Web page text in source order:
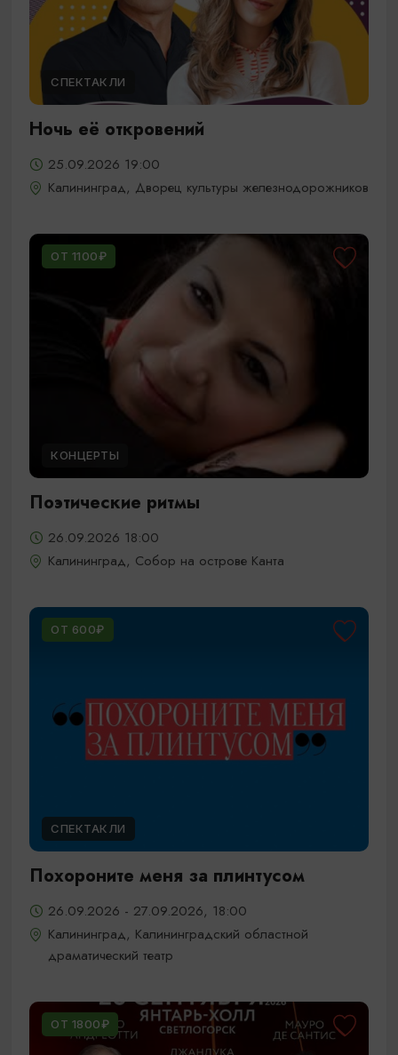
СПЕКТАКЛИ
Ночь её откровений
25.09.2026 19:00
Калининград, Дворец культуры железнодорожников
ОТ 1100₽
КОНЦЕРТЫ
Поэтические ритмы
26.09.2026 18:00
Калининград, Собор на острове Канта
ОТ 600₽
СПЕКТАКЛИ
Похороните меня за плинтусом
26.09.2026 - 27.09.2026, 18:00
Калининград, Калининградский областной
драматический театр
ОТ 1800₽